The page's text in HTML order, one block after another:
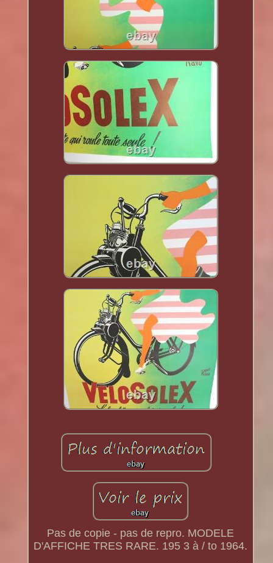
Pas de copie - pas de repro. MODELE
D'AFFICHE TRES RARE. 195 3 à / to 1964.